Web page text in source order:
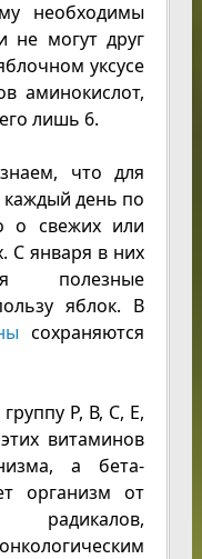
необходимы
не могут друг
уксусе
аминокислот,
лишь 6.
что для
каждый день по
о свежих или
С января в них
полезные
яблок. В
сохраняются
Р, В, С, Е,
витаминов
а бета-
организм от
радикалов,